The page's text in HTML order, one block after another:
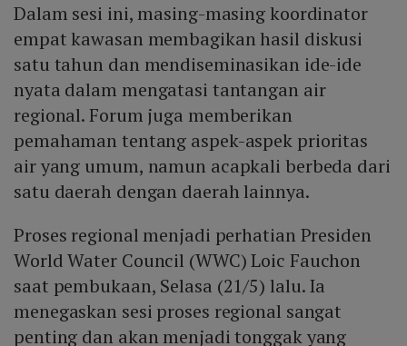
Dalam sesi ini, masing-masing koordinator
empat kawasan membagikan hasil diskusi
satu tahun dan mendiseminasikan ide-ide
nyata dalam mengatasi tantangan air
regional. Forum juga memberikan
pemahaman tentang aspek-aspek prioritas
air yang umum, namun acapkali berbeda dari
satu daerah dengan daerah lainnya.
Proses regional menjadi perhatian Presiden
World Water Council (WWC) Loic Fauchon
saat pembukaan, Selasa (21/5) lalu. Ia
menegaskan sesi proses regional sangat
penting dan akan menjadi tonggak yang